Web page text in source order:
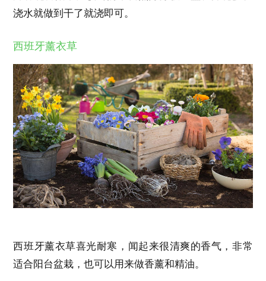
浇水就做到干了就浇即可。
西班牙薰衣草
西班牙薰衣草喜光耐寒，闻起来很清爽的香气，非常
适合阳台盆栽，也可以用来做香薰和精油。